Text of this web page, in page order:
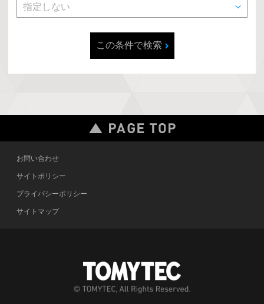
この条件で検索
お問い合わせ
サイトポリシー
プライバシーポリシー
サイトマップ